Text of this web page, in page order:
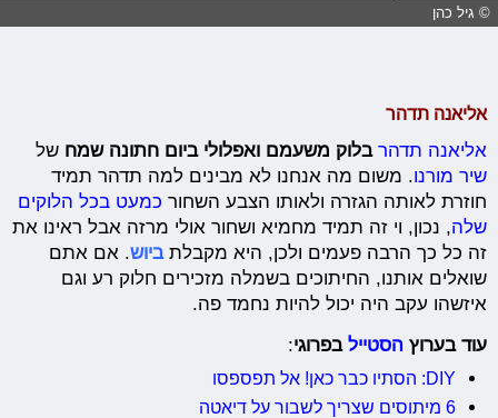
© גיל כהן
אליאנה תדהר
אליאנה תדהרבלוק משעמם ואפלולי ביום חתונה שמח של
שיר מורנו. משום מה אנחנו לא מבינים למה תדהר תמיד
חוזרת לאותה הגזרה ולאותו הצבע השחור כמעט בכל הלוקים
שלה, נכון, וי זה תמיד מחמיא ושחור אולי מרזה אבל ראינו את
זה כל כך הרבה פעמים ולכן, היא מקבלתביוש. אם אתם
שואלים אותנו, החיתוכים בשמלה מזכירים חלוק רע וגם
איזשהו עקב היה יכול להיות נחמד פה.
עוד בערוץהסטייל בפרוגי:
DIY: הסתיו כבר כאן! אל תפספסו
6 מיתוסים שצריך לשבור על דיאטה